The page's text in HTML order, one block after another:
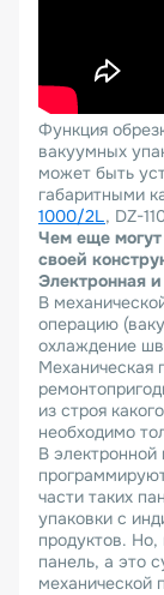
Функция
вакуумных
может быть
габаритными
1000/2L, DZ-
Чем еще
своей
Электронная
В
операцию
охлаждение
Механическая
из строя
необходимо
В
части таких
упаковки с
продуктов. Но,
панель, а это
механической